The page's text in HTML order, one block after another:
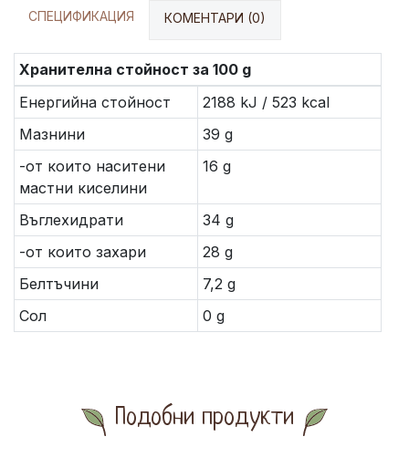
СПЕЦИФИКАЦИЯ КОМЕНТАРИ (0)
Хранителна стойност за 100 g
Енергийна стойност
2188 kJ / 523 kcal
Мазнини
39 g
-от които наситени
мастни киселини
16 g
Въглехидрати
34 g
-от които захари
28 g
Белтъчини
7,2 g
Сол
0 g
Подобни продукти